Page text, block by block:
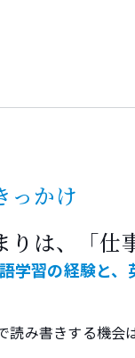
っかけ
りは、「仕
学習の経験と、
読み書きする機会